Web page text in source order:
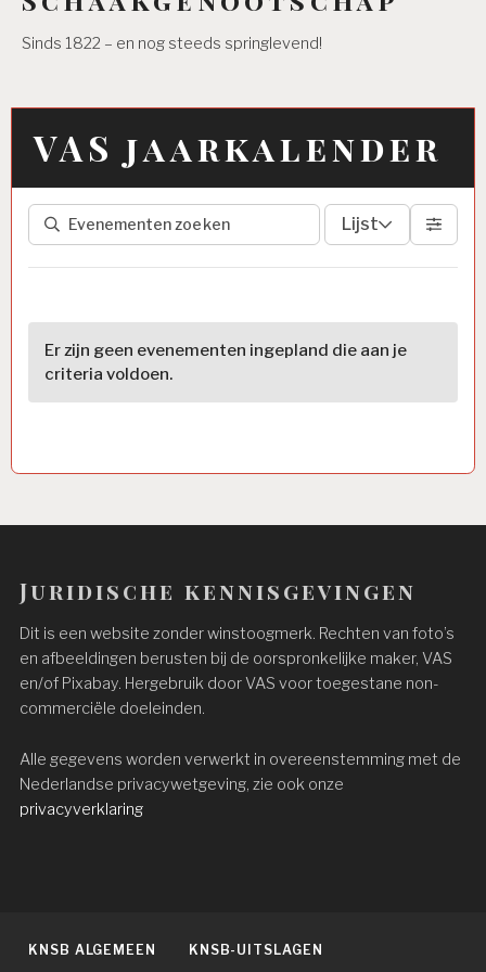
Sinds 1822 – en nog steeds springlevend!
VAS jaarkalender
Lijst
Er zijn geen evenementen ingepland die aan je
criteria voldoen.
Juridische kennisgevingen
Dit is een website zonder winstoogmerk. Rechten van foto’s
en afbeeldingen berusten bij de oorspronkelijke maker, VAS
en/of Pixabay. Hergebruik door VAS voor toegestane non-
commerciële doeleinden.
Alle gegevens worden verwerkt in overeenstemming met de
Nederlandse privacywetgeving, zie ook onze
privacyverklaring
KNSB ALGEMEEN KNSB-UITSLAGEN